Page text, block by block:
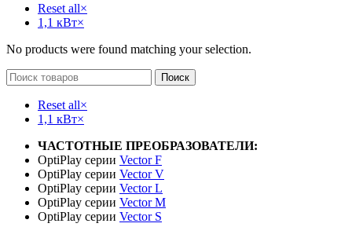
Reset all×
1,1 кВт×
No products were found matching your selection.
Поиск
Reset all×
1,1 кВт×
ЧАСТОТНЫЕ ПРЕОБРАЗОВАТЕЛИ:
OptiPlay серии Vector F
OptiPlay серии Vector V
OptiPlay серии Vector L
OptiPlay серии Vector M
OptiPlay серии Vector S